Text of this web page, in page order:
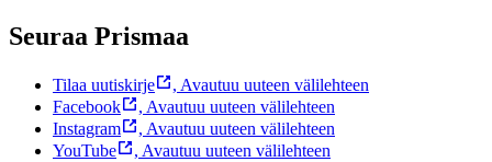
Seuraa Prismaa
Tilaa uutiskirje , Avautuu uuteen välilehteen
Facebook
, Avautuu uuteen välilehteen
Instagram
, Avautuu uuteen välilehteen
YouTube
, Avautuu uuteen välilehteen